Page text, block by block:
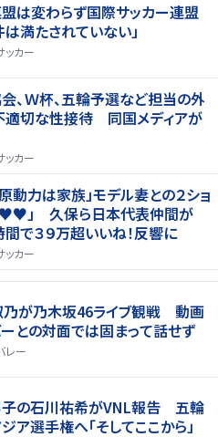
は変わらず国際サッカー連盟
は満たされていない」
ッカー
、Ｗ杯、五輪予選など担当の外
適切な性接待 同国メディアが
ッカー
動力は家族」モデル妻との２ショ
♥♥」 久保ら日本代表仲間が
間で３９万超いいね！反響に
ッカー
乃が乃木坂46ライブ観戦 動画
との対面では固まって話せず
レー
子の石川祐希がVNL報告 五輪
ア選手権へ「そしてここから」